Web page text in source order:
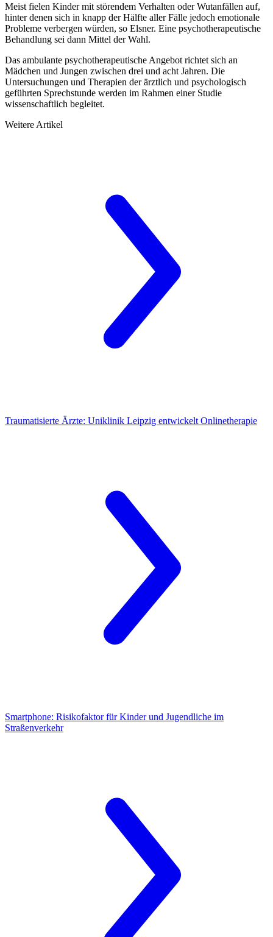
Meist fielen Kinder mit störendem Verhalten oder Wutanfällen auf,
hinter denen sich in knapp der Hälfte aller Fälle jedoch emotionale
Probleme verbergen würden, so Elsner. Eine psychotherapeutische
Behandlung sei dann Mittel der Wahl.
Das ambulante psychotherapeutische Angebot richtet sich an
Mädchen und Jungen zwi­schen drei und acht Jahren. Die
Untersuchungen und Therapien der ärztlich und psycho­lo­gisch
geführten Sprechstunde werden im Rahmen einer Studie
wissenschaftlich be­gleitet.
Weitere Artikel
Traumatisierte Ärzte: Uniklinik Leipzig entwickelt Onlinetherapie
Smartphone: Risikofaktor für Kinder und Jugendliche im
Straßenverkehr